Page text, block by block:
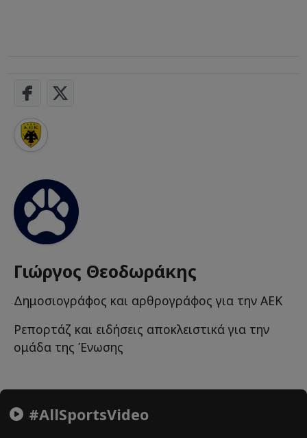
Γιώργος Θεοδωράκης
Δημοσιογράφος και αρθρογράφος για την ΑΕΚ
Ρεπορτάζ και ειδήσεις αποκλειστικά για την
ομάδα της Ένωσης
#AllSportsVideo